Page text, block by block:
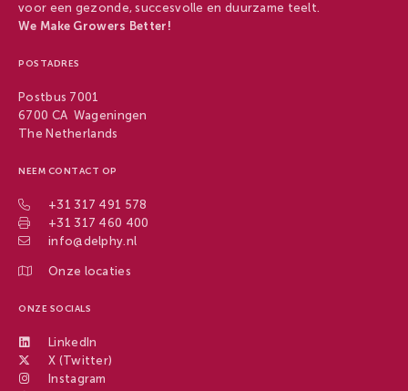
voor een gezonde, succesvolle en duurzame teelt.
We Make Growers Better!
POSTADRES
Postbus 7001
6700 CA Wageningen
The Netherlands
NEEM CONTACT OP
+31 317 491 578
+31 317 460 400
info@delphy.nl
Onze locaties
ONZE SOCIALS
LinkedIn
X (Twitter)
Instagram